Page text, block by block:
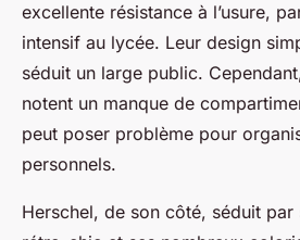
excellente résistance à l’usure,
intensif au lycée. Leur design
séduit un large public.
notent un manque de
peut poser problème pour
personnels.
Herschel, de son côté, séduit par